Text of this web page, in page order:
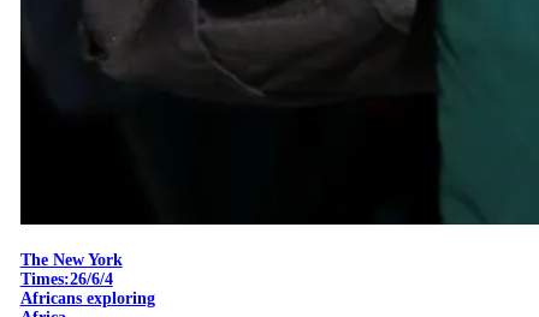
The New York
Times:26/6/4
Africans exploring